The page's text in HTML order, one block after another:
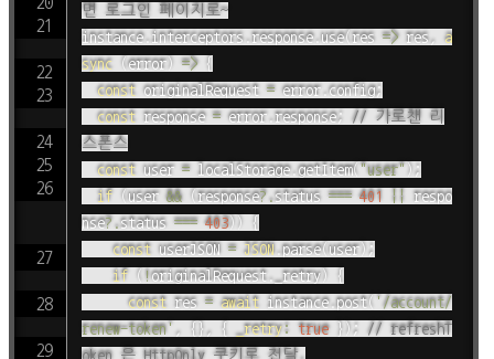
면 로그인 페이지로~
instance. interceptors . response.use( res => res, a
sync
( error) =>
{
const originalRequest = error.config;
const response = error. response; // 가로챈 리
스폰스
const user = localStorage.getItem( "user" ) ;
if
( user && ( response?.status === 401 ||
respo
nse?.status === 403) )
{
const userJSON = JSON .parse( user) ;
if
( !originalRequest. _retry)
{
const res = await instance.post( '/account/
renew-token' , { } , { _retry: true } ) ; // refreshT
oken 은 HttpOnly 쿠키로 전달.